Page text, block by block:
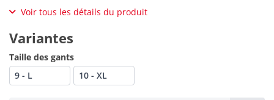
Voir tous les détails du produit
Variantes
Taille des gants
9 - L
10 - XL